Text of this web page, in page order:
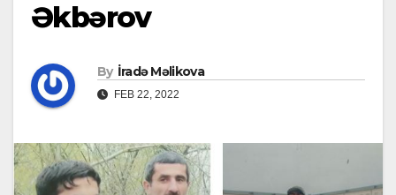
Əkbərov
By İradə Məlikova
FEB 22, 2022